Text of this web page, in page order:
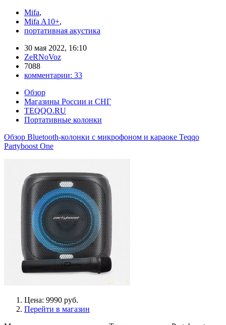
Mifa,
Mifa A10+,
портативная акустика
30 мая 2022, 16:10
ZeRNoVoz
7088
комментарии: 33
Обзор
Магазины России и СНГ
TEQQO.RU
Портативные колонки
Обзор Bluetooth-колонки с микрофоном и караоке Teqqo
Partyboost One
Цена: 9990 руб.
Перейти в магазин